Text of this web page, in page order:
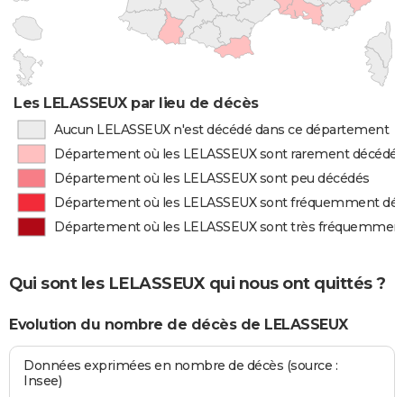
Les LELASSEUX par lieu de décès
Aucun LELASSEUX n'est décédé dans ce département
Département où les LELASSEUX sont rarement décédés
Département où les LELASSEUX sont peu décédés
Département où les LELASSEUX sont fréquemment
Département où les LELASSEUX sont très
Qui sont les LELASSEUX qui nous ont quittés ?
Evolution du nombre de décès de LELASSEUX
Données exprimées en nombre de décès (source :
Insee)